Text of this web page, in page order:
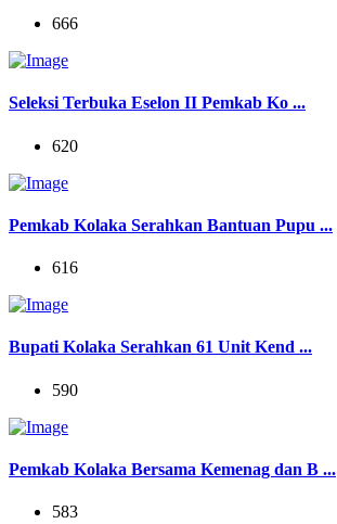
666
Seleksi Terbuka Eselon II Pemkab Ko ...
620
Pemkab Kolaka Serahkan Bantuan Pupu ...
616
Bupati Kolaka Serahkan 61 Unit Kend ...
590
Pemkab Kolaka Bersama Kemenag dan B ...
583